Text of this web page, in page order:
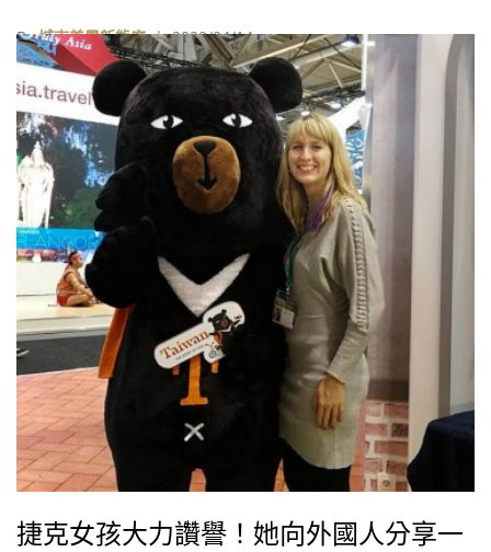
By城市美學新態度| 2020/04/14
捷克女孩大力讚譽！她向外國人分享一